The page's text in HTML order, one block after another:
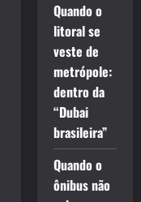
Quando o
litoral se
veste de
metrópole:
dentro da
“Dubai
brasileira”
Quando o
ônibus não